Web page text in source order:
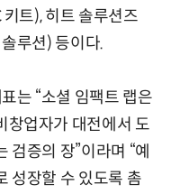
트), 히트 솔루션즈
루션) 등이다.
는 “소셜 임팩트 랩은
창업자가 대전에서 도
증의 장”이라며 “예
성장할 수 있도록 촘